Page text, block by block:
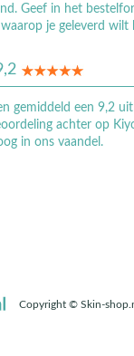
Geef in het
je geleverd wilt
gemiddeld een 9,2
achter op
in ons vaandel.
Copyright © Skin-